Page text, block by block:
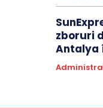
zboruri
Antalya